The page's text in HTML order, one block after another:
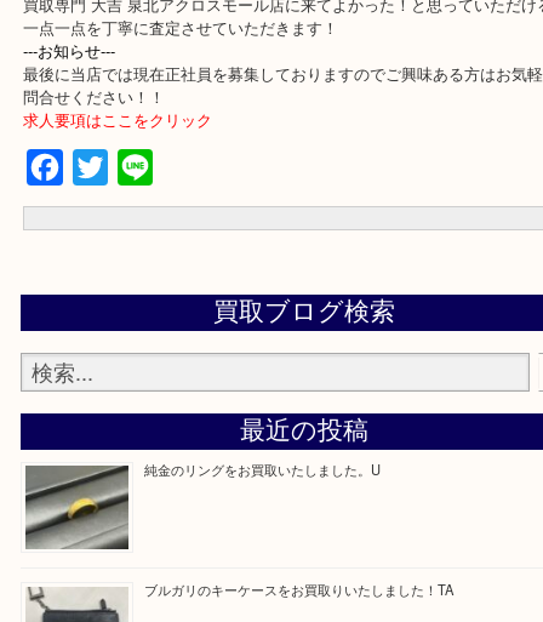
・よくいただくご質問集
---お知らせ---
最後に当店では現在正社員を募集しておりますのでご興味ある方は
求人要項はここをクリック
Facebook
Twitter
Line